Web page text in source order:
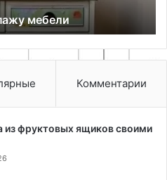
мебели
Комментарии
из фруктовых ящиков своими